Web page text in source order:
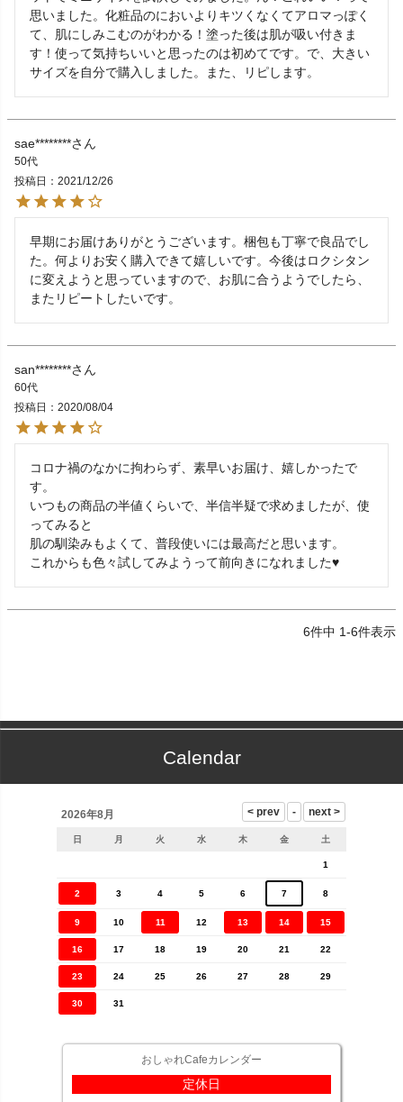
思いました。化粧品のにおいよりキツくなくてアロマっぽく
て、肌にしみこむのがわかる！塗った後は肌が吸い付きま
す！使って気持ちいいと思ったのは初めてです。で、大きい
サイズを自分で購入しました。また、リピします。
sae********
50代
投稿日
2021/12/26
早期にお届けありがとうございます。梱包も丁寧で良品でし
た。何よりお安く購入できて嬉しいです。今後はロクシタン
に変えようと思っていますので、お肌に合うようでしたら、
またリピートしたいです。
san********
60代
投稿日
2020/08/04
コロナ禍のなかに拘わらず、素早いお届け、嬉しかったで
す。
いつもの商品の半値くらいで、半信半疑で求めましたが、使
ってみると
肌の馴染みもよくて、普段使いには最高だと思います。
これからも色々試してみようって前向きになれました♥
6件中 1-6件表示
Calendar
2026年8月
日 月 火 水 木 金 土
1
2 3 4 5 6 7 8
9 10 11 12 13 14 15
16 17 18 19 20 21 22
23 24 25 26 27 28 29
30 31
おしゃれCafeカレンダー
定休日